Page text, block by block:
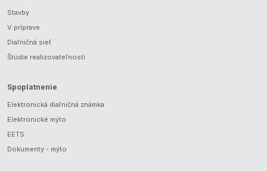
Stavby
V príprave
Diaľničná sieť
Štúdie realizovateľnosti
Spoplatnenie
Elektronická diaľničná známka
Elektronické mýto
EETS
Dokumenty - mýto